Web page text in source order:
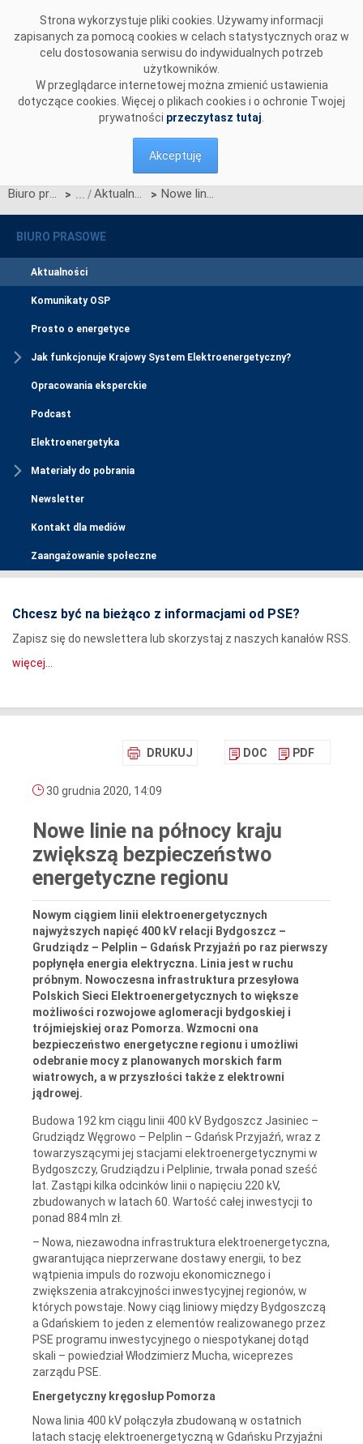
Strona wykorzystuje pliki cookies. Używamy informacji
zapisanych za pomocą cookies w celach statystycznych oraz w
celu dostosowania serwisu do indywidualnych potrzeb
użytkowników.
W przeglądarce internetowej można zmienić ustawienia
dotyczące cookies. Więcej o plikach cookies i o ochronie Twojej
prywatności przeczytasz tutaj
Akceptuję
Biuro prasowe > Aktualności > Nowe linie na północy kraju zwiększą bezpieczeństwo energetyczne regionu
BIURO PRASOWE
Aktualności
Komunikaty OSP
Prosto o energetyce
Jak funkcjonuje Krajowy System Elektroenergetyczny?
Opracowania eksperckie
Podcast
Elektroenergetyka
Materiały do pobrania
Newsletter
Kontakt dla mediów
Zaangażowanie społeczne
Chcesz być na bieżąco z informacjami od PSE?
Zapisz się do newslettera lub skorzystaj z naszych kanałów RSS.
więcej...
DRUKUJ DOC PDF
30 grudnia 2020, 14:09
Nowe linie na północy kraju
zwiększą bezpieczeństwo
energetyczne regionu
Nowym ciągiem linii elektroenergetycznych
najwyższych napięć 400 kV relacji Bydgoszcz –
Grudziądz – Pelplin – Gdańsk Przyjaźń po raz pierwszy
popłynęła energia elektryczna. Linia jest w ruchu
próbnym. Nowoczesna infrastruktura przesyłowa
Polskich Sieci Elektroenergetycznych to większe
możliwości rozwojowe aglomeracji bydgoskiej i
trójmiejskiej oraz Pomorza. Wzmocni ona
bezpieczeństwo energetyczne regionu i umożliwi
odebranie mocy z planowanych morskich farm
wiatrowych, a w przyszłości także z elektrowni
jądrowej.
Budowa 192 km ciągu linii 400 kV Bydgoszcz Jasiniec –
Grudziądz Węgrowo – Pelplin – Gdańsk Przyjaźń, wraz z
towarzyszącymi jej stacjami elektroenergetycznymi w
Bydgoszczy, Grudziądzu i Pelplinie, trwała ponad sześć
lat. Zastąpi kilka odcinków linii o napięciu 220 kV,
zbudowanych w latach 60. Wartość całej inwestycji to
ponad 884 mln zł.
– Nowa, niezawodna infrastruktura elektroenergetyczna,
gwarantująca nieprzerwane dostawy energii, to bez
wątpienia impuls do rozwoju ekonomicznego i
zwiększenia atrakcyjności inwestycyjnej regionów, w
których powstaje. Nowy ciąg liniowy między Bydgoszczą
a Gdańskiem to jeden z elementów realizowanego przez
PSE programu inwestycyjnego o niespotykanej dotąd
skali – powiedział Włodzimierz Mucha, wiceprezes
zarządu PSE.
Energetyczny kręgosłup Pomorza
Nowa linia 400 kV połączyła zbudowaną w ostatnich
latach stację elektroenergetyczną w Gdańsku Przyjaźni